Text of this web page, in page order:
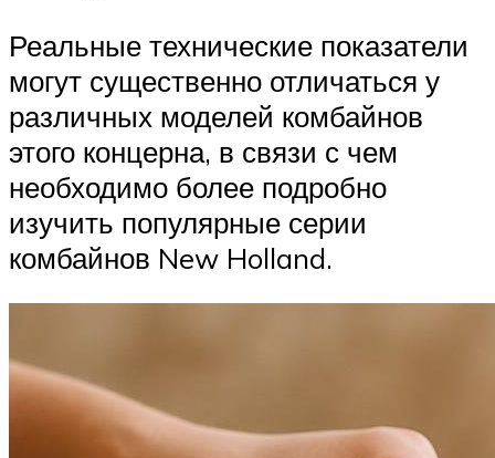
Реальные технические показатели
могут существенно отличаться у
различных моделей комбайнов
этого концерна, в связи с чем
необходимо более подробно
изучить популярные серии
комбайнов New Holland.